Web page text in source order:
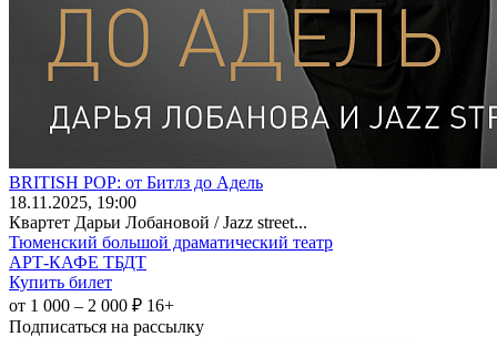
BRITISH POP: от Битлз до Адель
18.11.2025, 19:00
Квартет Дарьи Лобановой / Jazz street...
Тюменский большой драматический театр
АРТ-КАФЕ ТБДТ
Купить билет
от 1 000 – 2 000 ₽ 16+
Подписаться на рассылку